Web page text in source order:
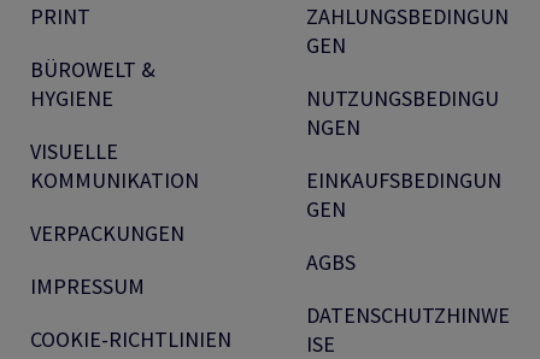
PRINT
BÜROWELT &
HYGIENE
VISUELLE
KOMMUNIKATION
VERPACKUNGEN
IMPRESSUM
COOKIE-RICHTLINIEN
ZAHLUNGSBEDINGUN
GEN
NUTZUNGSBEDINGU
NGEN
EINKAUFSBEDINGUN
GEN
AGBS
DATENSCHUTZHINWE
ISE